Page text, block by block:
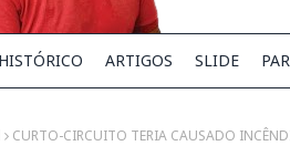
HISTÓRICO ARTIGOS SLIDE
CURTO-CIRCUITO TERIA CAUSADO